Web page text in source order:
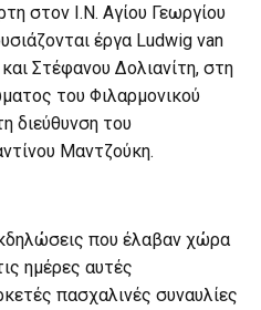
στον Ι.Ν. Αγίου Γεωργίου
έργα Ludwig van
Στέφανου Δολιανίτη, στη
του Φιλαρμονικού
διεύθυνση του
Μαντζούκη.
που έλαβαν χώρα
ημέρες αυτές
πασχαλινές συναυλίες